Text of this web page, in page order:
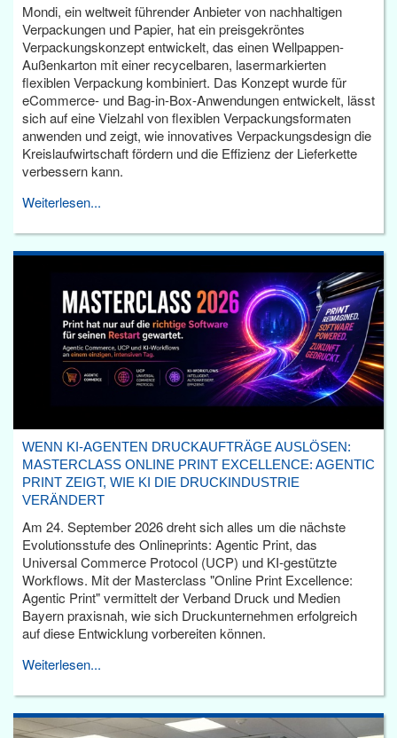
Mondi, ein weltweit führender Anbieter von nachhaltigen
Verpackungen und Papier, hat ein preisgekröntes
Verpackungskonzept entwickelt, das einen Wellpappen-
Außenkarton mit einer recycelbaren, lasermarkierten
flexiblen Verpackung kombiniert. Das Konzept wurde für
eCommerce- und Bag-in-Box-Anwendungen entwickelt, lässt
sich auf eine Vielzahl von flexiblen Verpackungsformaten
anwenden und zeigt, wie innovatives Verpackungsdesign die
Kreislaufwirtschaft fördern und die Effizienz der Lieferkette
verbessern kann.
Weiterlesen...
WENN KI-AGENTEN DRUCKAUFTRÄGE AUSLÖSEN:
MASTERCLASS ONLINE PRINT EXCELLENCE: AGENTIC
PRINT ZEIGT, WIE KI DIE DRUCKINDUSTRIE
VERÄNDERT
Am 24. September 2026 dreht sich alles um die nächste
Evolutionsstufe des Onlineprints: Agentic Print, das
Universal Commerce Protocol (UCP) und KI-gestützte
Workflows. Mit der Masterclass "Online Print Excellence:
Agentic Print" vermittelt der Verband Druck und Medien
Bayern praxisnah, wie sich Druckunternehmen erfolgreich
auf diese Entwicklung vorbereiten können.
Weiterlesen...